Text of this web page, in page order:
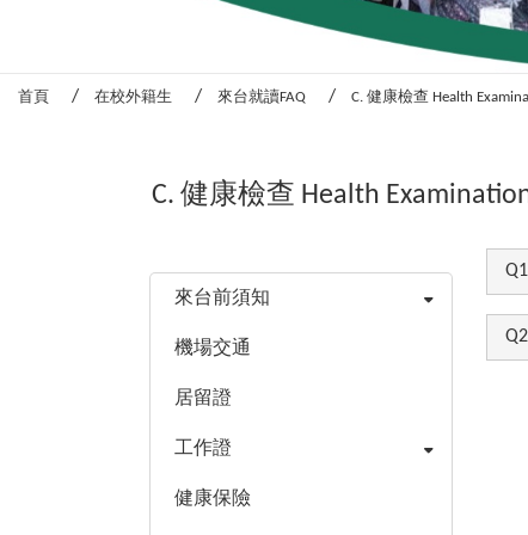
首頁 在校外籍生 來台就讀FAQ C. 健康檢查 Health
C. 健康檢查 Health
來台前須知
機場交通
居留證
工作證
健康保險